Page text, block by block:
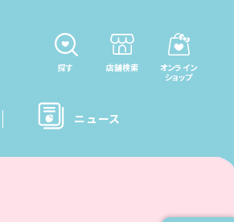
探す 店舗検索
オンライン
ショップ
ニュース